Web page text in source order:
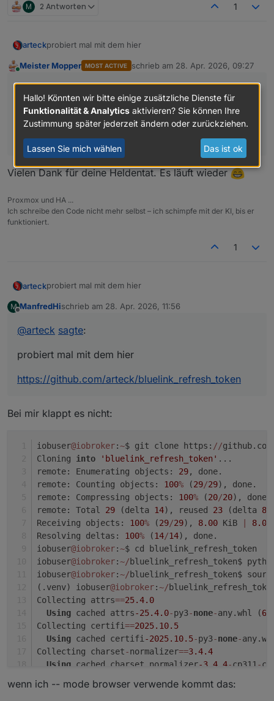
M 2 Antworten 1
arteckprobiert mal mit dem hier
https://github.com/arteck/bluelink_refresh_token
Meister Mopper MOST ACTIVE schrieb am 28. Apr. 2026, 09:27
zuletzt editiert von
probiert mal mit dem hier
https://github.com/arteck/bluelink_refresh_token
Vielen Dank für deine Heldentat. Es läuft wieder
Proxmox und HA ...
Ich schreibe den Code nicht mehr selbst – ich schimpfe mit der KI, bis er
funktioniert.
1
arteckprobiert mal mit dem hier
https://github.com/arteck/bluelink_refresh_token
M ManfredHischrieb am 28. Apr. 2026, 11:56
zuletzt editiert von
@arteck sagte:
probiert mal mit dem hier
https://github.com/arteck/bluelink_refresh_token
Bei mir klappt es nicht:
iobuser@iobroker:~$ git clone https: //github.com
Cloning into 'bluelink_refresh_token' ...
remote: Enumerating objects: 29, done.
remote: Counting objects: 100% (29/29), done.
remote: Compressing objects: 100% (20/20), done.
remote: Total 29 (delta 14), reused 23 (delta 8
Receiving objects: 100% (29/29), 8.00 KiB 8.00
Resolving deltas: 100% (14/14), done.
iobuser@iobroker:~$ cd bluelink_refresh_token
iobuser@iobroker:~/bluelink_refresh_token$
iobuser@iobroker:~/bluelink_refresh_token$
(.venv) iobuser@iobroker:~/
Collecting attrs==25.4.0
Using cached attrs-25.4.0-py3-none-any.whl (67
Collecting certifi==2025.10.5
Using cached certifi -2025.10.5-py3-none-
Collecting charset-normalizer==3.4.4
Using cached charset_normalizer-3.4 .4-cp311 -
Using cached h11-0.16 .0- py3 -none-any.whl (
wenn ich -- mode browser verwende kommt das:
Hallo! Könnten wir bitte einige zusätzliche Dienste für
Funktionalität & Analytics aktivieren? Sie können Ihre
Zustimmung später jederzeit ändern oder zurückziehen.
Lassen Sie mich wählen Das ist ok